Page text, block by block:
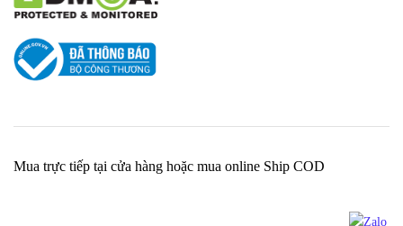
Mua trực tiếp tại cửa hàng hoặc mua online Ship COD